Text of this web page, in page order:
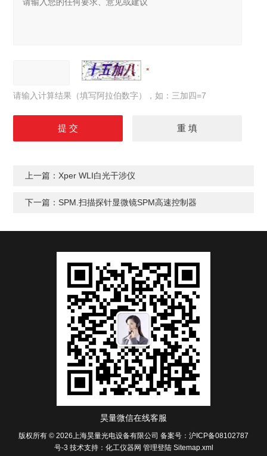
请输入计算结果（填写阿拉伯数字），如：三加四=7
上一篇：Xper WLI白光干涉仪
下一篇： SPM.扫描探针显微镜SPM高速控制器
昊量微信在线客服
版权所有 © 2026上海昊量光电设备有限公司 备案号：沪ICP备08102787
号-3 技术支持： 化工仪器网 管理登陆 Sitemap.xml